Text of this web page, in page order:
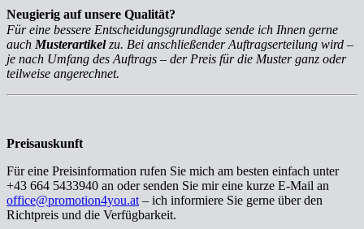
Neugierig auf unsere Qualität?
Für eine bessere Entscheidungsgrundlage sende ich Ihnen gerne
auch Musterartikelzu. Bei anschließender Auftragserteilung wird –
je nach Umfang des Auftrags – der Preis für die Muster ganz oder
teilweise angerechnet.
Preisauskunft
Für eine Preisinformation rufen Sie mich am besten einfach unter
+43 664 5433940 an oder senden Sie mir eine kurze E-Mail an
office@promotion4you.at – ich informiere Sie gerne über den
Richtpreis und die Verfügbarkeit.